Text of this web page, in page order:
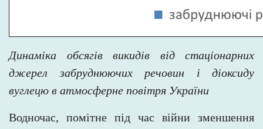
Динаміка обсягів викидів від стаціонарних
джерел забруднюючих речовин і діоксиду
вуглецю в атмосферне повітря України
Водночас, помітне під час війни зменшення